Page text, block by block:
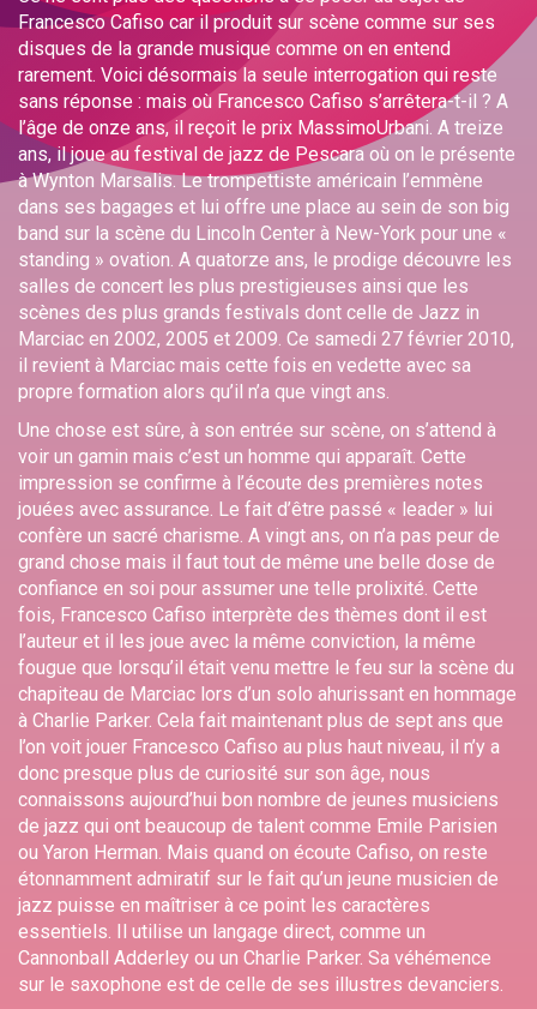
Francesco Cafiso car il produit sur scène comme sur ses
disques de la grande musique comme on en entend
rarement. Voici désormais la seule interrogation qui reste
sans réponse : mais où Francesco Cafiso s’arrêtera-t-il ? A
l’âge de onze ans, il reçoit le prix MassimoUrbani. A treize
ans, il joue au festival de jazz de Pescara où on le présente
à Wynton Marsalis. Le trompettiste américain l’emmène
dans ses bagages et lui offre une place au sein de son big
band sur la scène du Lincoln Center à New-York pour une «
standing » ovation. A quatorze ans, le prodige découvre les
salles de concert les plus prestigieuses ainsi que les
scènes des plus grands festivals dont celle de Jazz in
Marciac en 2002, 2005 et 2009. Ce samedi 27 février 2010,
il revient à Marciac mais cette fois en vedette avec sa
propre formation alors qu’il n’a que vingt ans.
Une chose est sûre, à son entrée sur scène, on s’attend à
voir un gamin mais c’est un homme qui apparaît. Cette
impression se confirme à l’écoute des premières notes
jouées avec assurance. Le fait d’être passé « leader » lui
confère un sacré charisme. A vingt ans, on n’a pas peur de
grand chose mais il faut tout de même une belle dose de
confiance en soi pour assumer une telle prolixité. Cette
fois, Francesco Cafiso interprète des thèmes dont il est
l’auteur et il les joue avec la même conviction, la même
fougue que lorsqu’il était venu mettre le feu sur la scène du
chapiteau de Marciac lors d’un solo ahurissant en hommage
à Charlie Parker. Cela fait maintenant plus de sept ans que
l’on voit jouer Francesco Cafiso au plus haut niveau, il n’y a
donc presque plus de curiosité sur son âge, nous
connaissons aujourd’hui bon nombre de jeunes musiciens
de jazz qui ont beaucoup de talent comme Emile Parisien
ou Yaron Herman. Mais quand on écoute Cafiso, on reste
étonnamment admiratif sur le fait qu’un jeune musicien de
jazz puisse en maîtriser à ce point les caractères
essentiels. Il utilise un langage direct, comme un
Cannonball Adderley ou un Charlie Parker. Sa véhémence
sur le saxophone est de celle de ses illustres devanciers.